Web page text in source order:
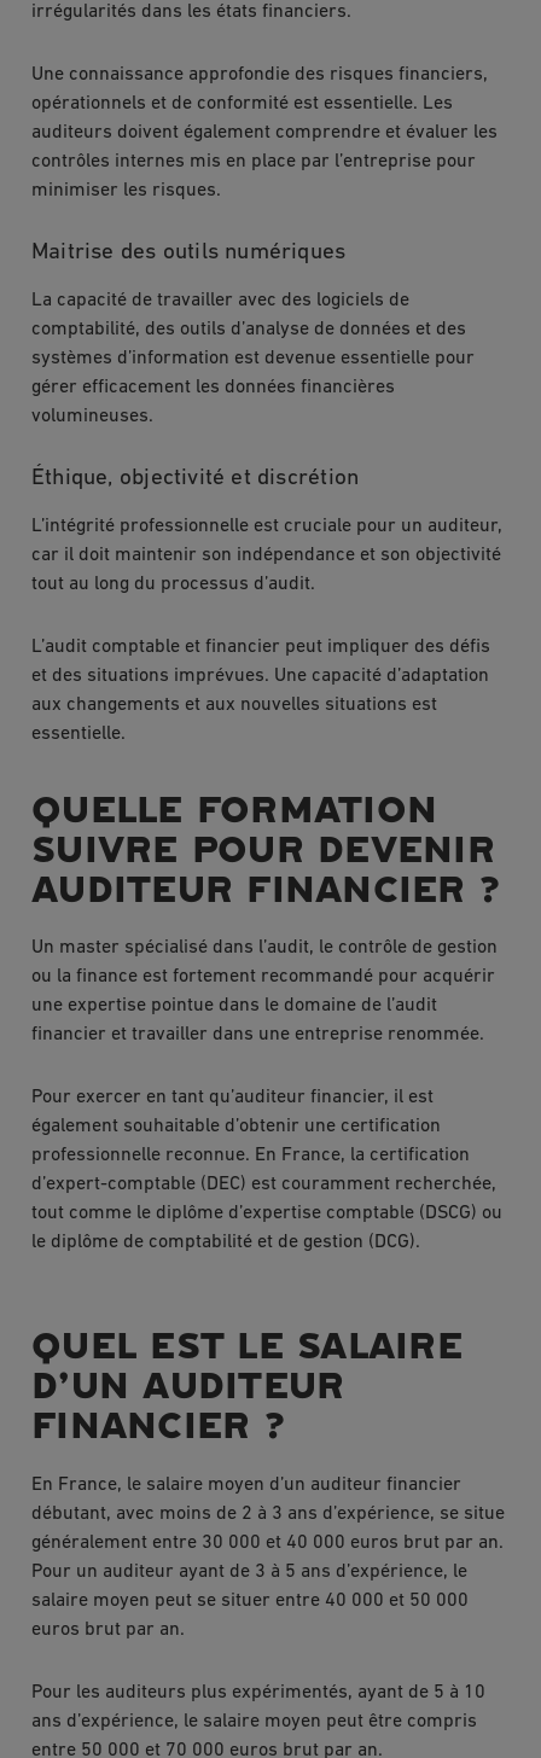
irrégularités dans les états financiers.
Une connaissance approfondie des risques financiers,
opérationnels et de conformité est essentielle. Les
auditeurs doivent également comprendre et évaluer les
contrôles internes mis en place par l’entreprise pour
minimiser les risques.
Maitrise des outils numériques
La capacité de travailler avec des logiciels de
comptabilité, des outils d’analyse de données et des
systèmes d’information est devenue essentielle pour
gérer efficacement les données financières
volumineuses.
Éthique, objectivité et discrétion
L’intégrité professionnelle est cruciale pour un auditeur,
car il doit maintenir son indépendance et son objectivité
tout au long du processus d’audit.
L’audit comptable et financier peut impliquer des défis
et des situations imprévues. Une capacité d’adaptation
aux changements et aux nouvelles situations est
essentielle.
QUELLE FORMATION
SUIVRE POUR DEVENIR
AUDITEUR FINANCIER ?
Un master spécialisé dans l’audit, le contrôle de gestion
ou la finance est fortement recommandé pour acquérir
une expertise pointue dans le domaine de l’audit
financier et travailler dans une entreprise renommée.
Pour exercer en tant qu’auditeur financier, il est
également souhaitable d’obtenir une certification
professionnelle reconnue. En France, la certification
d’expert-comptable (DEC) est couramment recherchée,
tout comme le diplôme d’expertise comptable (DSCG) ou
le diplôme de comptabilité et de gestion (DCG).
QUEL EST LE SALAIRE
D’UN AUDITEUR
FINANCIER ?
En France, le salaire moyen d’un auditeur financier
débutant, avec moins de 2 à 3 ans d’expérience, se situe
généralement entre 30 000 et 40 000 euros brut par an.
Pour un auditeur ayant de 3 à 5 ans d’expérience, le
salaire moyen peut se situer entre 40 000 et 50 000
euros brut par an.
Pour les auditeurs plus expérimentés, ayant de 5 à 10
ans d’expérience, le salaire moyen peut être compris
entre 50 000 et 70 000 euros brut par an.